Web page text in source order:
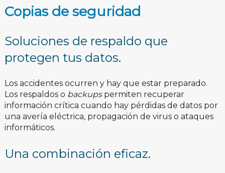
Copias de seguridad
Soluciones de respaldo que
protegen tus datos.
Los accidentes ocurren y hay que estar preparado.
Los respaldos o backupspermiten recuperar
información crítica cuando hay pérdidas de datos por
una avería eléctrica, propagación de virus o ataques
informáticos.
Una combinación eficaz.